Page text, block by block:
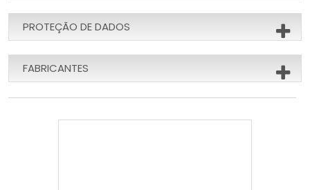
PROTEÇÃO DE DADOS
FABRICANTES